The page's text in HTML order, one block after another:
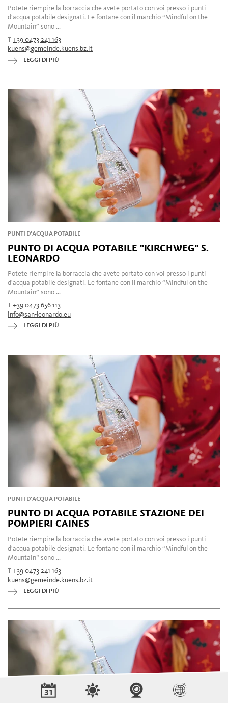
Potete riempire la borraccia che avete portato con voi presso i punti
d'acqua potabile designati. Le fontane con il marchio “Mindful on the
Mountain” sono ...
T+39 0473 241 163
kuens@gemeinde.kuens.bz.it
LEGGI DI PIÙ
PUNTI D'ACQUA POTABILE
PUNTO DI ACQUA POTABILE "KIRCHWEG" S.
LEONARDO
Potete riempire la borraccia che avete portato con voi presso i punti
d'acqua potabile designati. Le fontane con il marchio “Mindful on the
Mountain” sono ...
T+39 0473 656 113
info@san-leonardo.eu
LEGGI DI PIÙ
PUNTI D'ACQUA POTABILE
PUNTO DI ACQUA POTABILE STAZIONE DEI
POMPIERI CAINES
Potete riempire la borraccia che avete portato con voi presso i punti
d'acqua potabile designati. Le fontane con il marchio “Mindful on the
Mountain” sono ...
T+39 0473 241 163
kuens@gemeinde.kuens.bz.it
LEGGI DI PIÙ